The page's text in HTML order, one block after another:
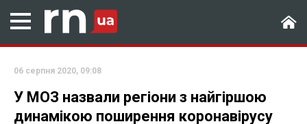
06 серпня 2020, 09:08
У МОЗ назвали регіони з найгіршою
динамікою поширення коронавірусу